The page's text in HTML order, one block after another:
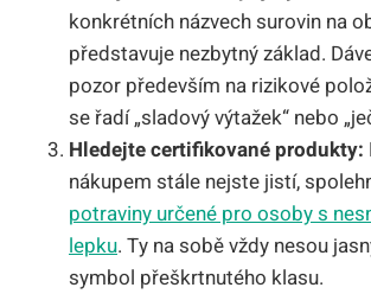
konkrétních názvech surovin na
představuje nezbytný základ.
pozor především na rizikové
se řadí „sladový výtažek“ nebo
Hledejte certifikované produkty:
nákupem stále nejste jistí,
potraviny určené pro osoby s
lepku. Ty na sobě vždy nesou
symbol přeškrtnutého klasu.